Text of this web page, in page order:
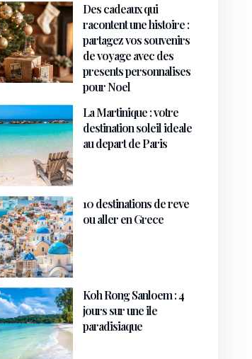
Des cadeaux qui
racontent une histoire :
partagez vos souvenirs
de voyage avec des
presents personnalises
pour Noel
La Martinique : votre
destination soleil ideale
au depart de Paris
10 destinations de reve
ou aller en Grece
Koh Rong Sanloem : 4
jours sur une ile
paradisiaque